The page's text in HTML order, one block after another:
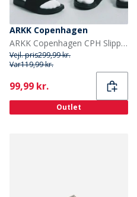
ARKK Copenhagen
ARKK Copenhagen CPH Slippers Sort
Vejl. pris299,99 kr.
Var119,99 kr.
Current
99,99 kr.
Outlet